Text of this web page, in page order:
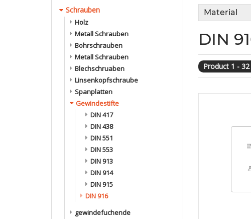
Schrauben
Holz
Metall Schrauben
Bohrschrauben
Metall Schrauben
Blechschruaben
Linsenkopfschraube
Spanplatten
Gewindestifte
DIN 417
DIN 438
DIN 551
DIN 553
DIN 913
DIN 914
DIN 915
DIN 916
gewindefuchende
Material
DIN
Product 1 -